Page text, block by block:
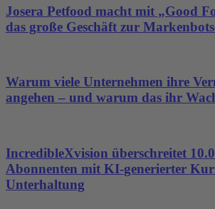
powered byUsercentrics
Consent Management
Platform&eRecht24
Josera Petfood macht mit „Good
das große Geschäft zur
Warum viele Unternehmen ihre
angehen – und warum das ihr
IncredibleXvision überschreitet
Abonnenten mit KI-generierter
Unterhaltung